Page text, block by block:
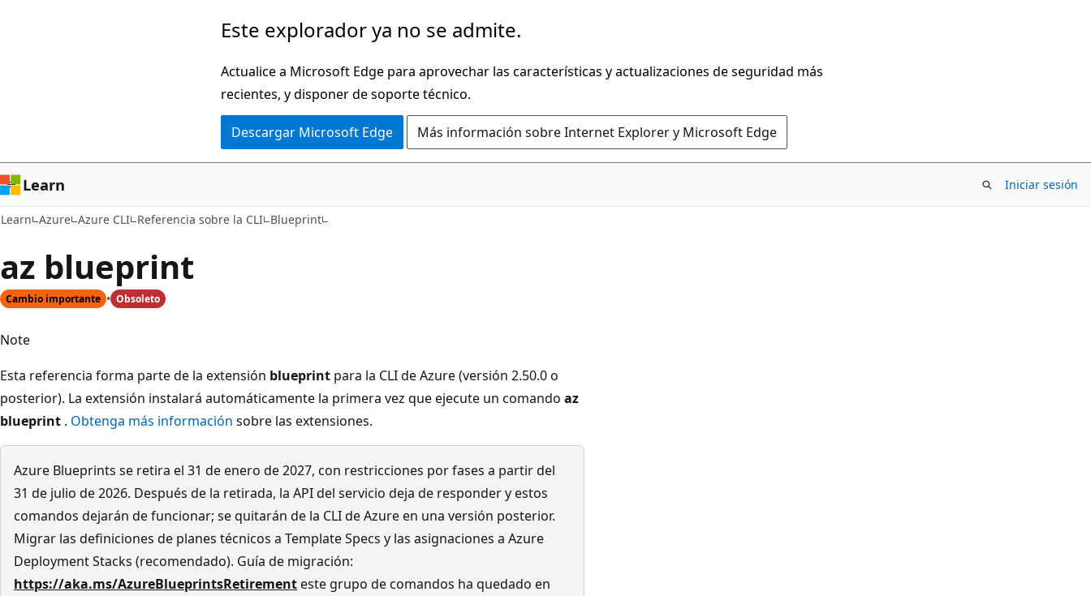
página
Este explorador ya no se admite.
Actualice a Microsoft Edge para aprovechar las características y actualizaciones de seguridad más
recientes, y disponer de soporte técnico.
Descargar Microsoft Edge Más información sobre Internet Explorer y Microsoft Edge
Learn Iniciar sesión
Learn Azure Azure CLI Referencia sobre la CLI Blueprint
az blueprint
Cambio importante Obsoleto
Note
Esta referencia forma parte de la extensión blueprint para la CLI de Azure (versión 2.50.0 o
posterior). La extensión instalará automáticamente la primera vez que ejecute un comando az
blueprint . Obtenga más información sobre las extensiones.
Azure Blueprints se retira el 31 de enero de 2027, con restricciones por fases a partir del
31 de julio de 2026. Después de la retirada, la API del servicio deja de responder y estos
comandos dejarán de funcionar; se quitarán de la CLI de Azure en una versión posterior.
Migrar las definiciones de planes técnicos a Template Specs y las asignaciones a Azure
Deployment Stacks (recomendado). Guía de migración:
https://aka.ms/AzureBlueprintsRetirement este grupo de comandos ha quedado en